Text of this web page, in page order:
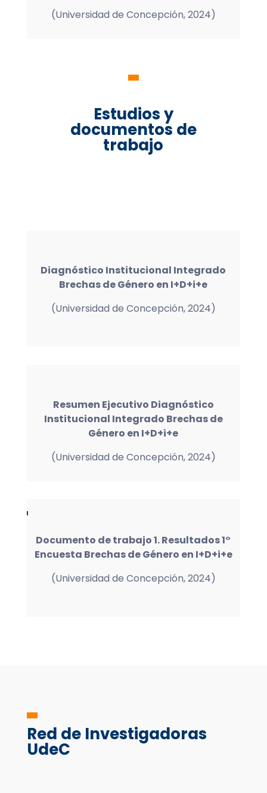
(Universidad de Concepción, 2024)
Estudios y
documentos de
trabajo
Diagnóstico Institucional Integrado
Brechas de Género en I+D+i+e
(Universidad de Concepción, 2024)
Resumen Ejecutivo Diagnóstico
Institucional Integrado Brechas de
Género en I+D+i+e
(Universidad de Concepción, 2024)
Documento de trabajo 1. Resultados 1°
Encuesta Brechas de Género en I+D+i+e
(Universidad de Concepción, 2024)
Red de Investigadoras
UdeC